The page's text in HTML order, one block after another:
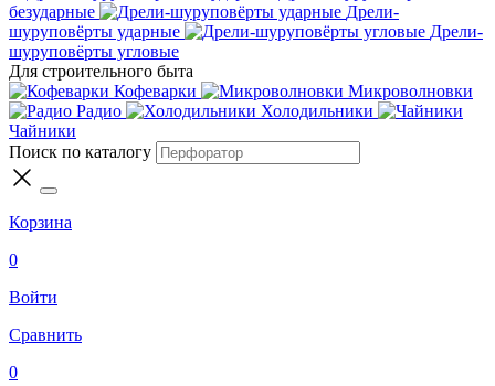
безударные
Дрели-
шуруповёрты ударные
Дрели-
шуруповёрты угловые
Для строительного быта
Кофеварки
Микроволновки
Радио
Холодильники
Чайники
Поиск по каталогу
Корзина
0
Войти
Сравнить
0